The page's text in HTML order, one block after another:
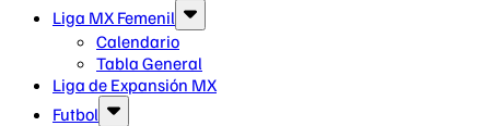
Liga MX Femenil
Calendario
Tabla General
Liga de Expansión MX
Futbol